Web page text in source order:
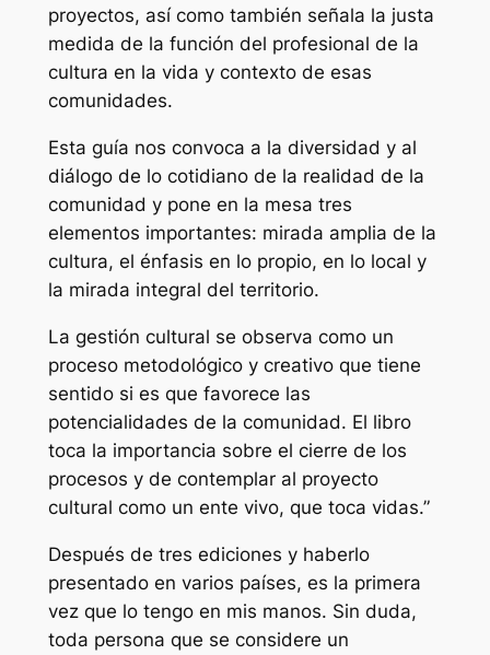
proyectos, así como también señala la justa
medida de la función del profesional de la
cultura en la vida y contexto de esas
comunidades.
Esta guía nos convoca a la diversidad y al
diálogo de lo cotidiano de la realidad de la
comunidad y pone en la mesa tres
elementos importantes: mirada amplia de la
cultura, el énfasis en lo propio, en lo local y
la mirada integral del territorio.
La gestión cultural se observa como un
proceso metodológico y creativo que tiene
sentido si es que favorece las
potencialidades de la comunidad. El libro
toca la importancia sobre el cierre de los
procesos y de contemplar al proyecto
cultural como un ente vivo, que toca vidas.”
Después de tres ediciones y haberlo
presentado en varios países, es la primera
vez que lo tengo en mis manos. Sin duda,
toda persona que se considere un